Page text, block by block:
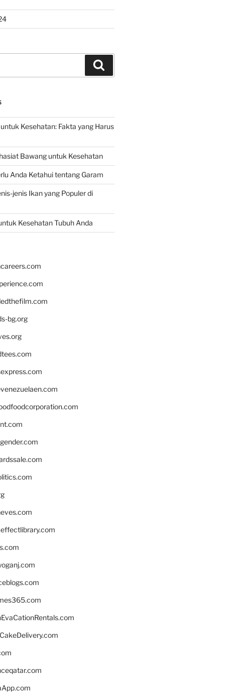
Kesehatan: Fakta yang Harus
Bawang untuk Kesehatan
Anda Ketahui tentang Garam
jenis Ikan yang Populer di
Kesehatan Tubuh Anda
bg.org